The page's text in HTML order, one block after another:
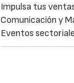
Impulsa tus
Comunicación y
Eventos